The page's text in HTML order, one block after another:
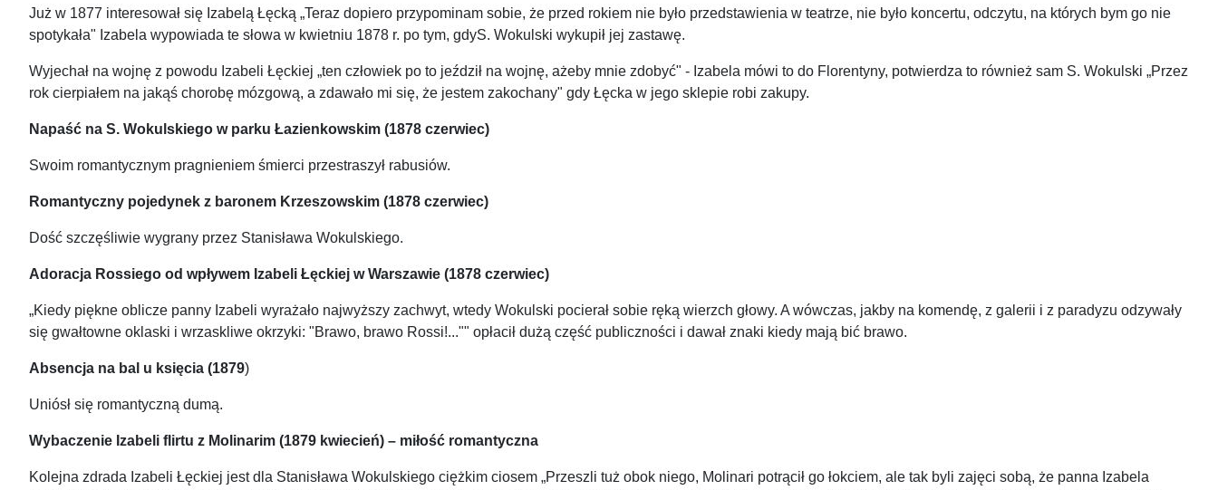
Już w 1877 interesował się Izabelą Łęcką „Teraz dopiero przypominam sobie, że przed rokiem nie było przedstawienia w teatrze, nie było koncertu, odczytu, na których bym go nie
spotykała" Izabela wypowiada te słowa w kwietniu 1878 r. po tym, gdyS. Wokulski wykupił jej zastawę.
Wyjechał na wojnę z powodu Izabeli Łęckiej „ten człowiek po to jeździł na wojnę, ażeby mnie zdobyć" - Izabela mówi to do Florentyny, potwierdza to również sam S. Wokulski „Przez
rok cierpiałem na jakąś chorobę mózgową, a zdawało mi się, że jestem zakochany" gdy Łęcka w jego sklepie robi zakupy.
Napaść na S. Wokulskiego w parku Łazienkowskim (1878 czerwiec)
Swoim romantycznym pragnieniem śmierci przestraszył rabusiów.
Romantyczny pojedynek z baronem Krzeszowskim (1878 czerwiec)
Dość szczęśliwie wygrany przez Stanisława Wokulskiego.
Adoracja Rossiego od wpływem Izabeli Łęckiej w Warszawie (1878 czerwiec)
„Kiedy piękne oblicze panny Izabeli wyrażało najwyższy zachwyt, wtedy Wokulski pocierał sobie ręką wierzch głowy. A wówczas, jakby na komendę, z galerii i z paradyzu odzywały
się gwałtowne oklaski i wrzaskliwe okrzyki: "Brawo, brawo Rossi!..."" opłacił dużą część publiczności i dawał znaki kiedy mają bić brawo.
Absencja na bal u księcia (1879)
Uniósł się romantyczną dumą.
Wybaczenie Izabeli flirtu z Molinarim (1879 kwiecień) – miłość romantyczna
Kolejna zdrada Izabeli Łęckiej jest dla Stanisława Wokulskiego ciężkim ciosem „Przeszli tuż obok niego, Molinari potrącił go łokciem, ale tak byli zajęci sobą, że panna Izabela